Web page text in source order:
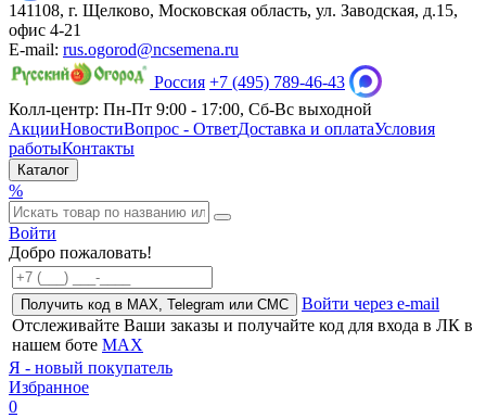
141108, г. Щелково, Московская область, ул. Заводская, д.15,
офис 4-21
E-mail: rus.ogorod@ncsemena.ru
Россия +7 (495) 789-46-43
Колл-центр: Пн-Пт 9:00 - 17:00, Сб-Вс выходной
АкцииНовостиВопрос - ОтветДоставка и оплатаУсловия
работыКонтакты
Каталог
%
Войти
Добро пожаловать!
Получить код в MAX, Telegram или СМС
Войти через e-mail
Отслеживайте Ваши заказы и получайте код для входа в ЛК в
нашем боте MAX
Я - новый покупатель
Избранное
0